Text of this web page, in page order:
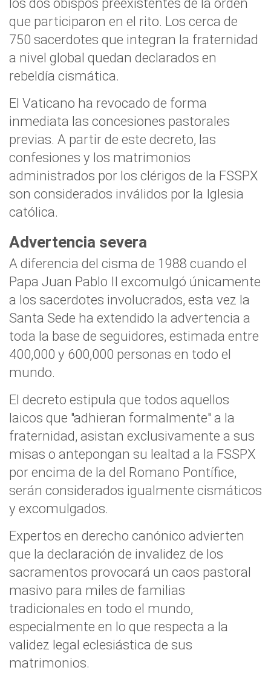
que participaron en el rito. Los cerca de
750 sacerdotes que integran la fraternidad
a nivel global quedan declarados en
rebeldía cismática.
El Vaticano ha revocado de forma
inmediata las concesiones pastorales
previas. A partir de este decreto, las
confesiones y los matrimonios
administrados por los clérigos de la FSSPX
son considerados inválidos por la Iglesia
católica.
Advertencia severa
A diferencia del cisma de 1988 cuando el
Papa Juan Pablo II excomulgó únicamente
a los sacerdotes involucrados, esta vez la
Santa Sede ha extendido la advertencia a
toda la base de seguidores, estimada entre
400,000 y 600,000 personas en todo el
mundo.
El decreto estipula que todos aquellos
laicos que "adhieran formalmente" a la
fraternidad, asistan exclusivamente a sus
misas o antepongan su lealtad a la FSSPX
por encima de la del Romano Pontífice,
serán considerados igualmente cismáticos
y excomulgados.
Expertos en derecho canónico advierten
que la declaración de invalidez de los
sacramentos provocará un caos pastoral
masivo para miles de familias
tradicionales en todo el mundo,
especialmente en lo que respecta a la
validez legal eclesiástica de sus
matrimonios.